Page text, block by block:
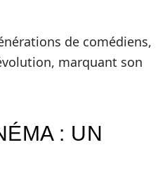
de comédiens,
marquant son
: UN